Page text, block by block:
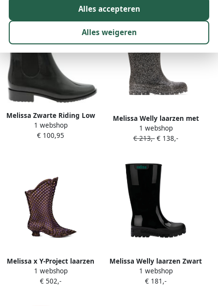
Melissa Zwarte Riding Low
Laarzen Black Dames
1 webshop
€ 100,95
Melissa Welly laarzen met
glitter Zwart
1 webshop
€ 213,- € 138,-
Melissa x Y-Project laarzen
met puntige neus Paars
1 webshop
€ 502,-
Melissa Welly laarzen Zwart
1 webshop
€ 181,-
Alles accepteren
Alles weigeren